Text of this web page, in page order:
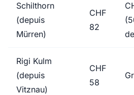
Schilthorn
(depuis
Mürren)
CHF
82
Rigi Kulm
(depuis
Vitznau)
CHF
58